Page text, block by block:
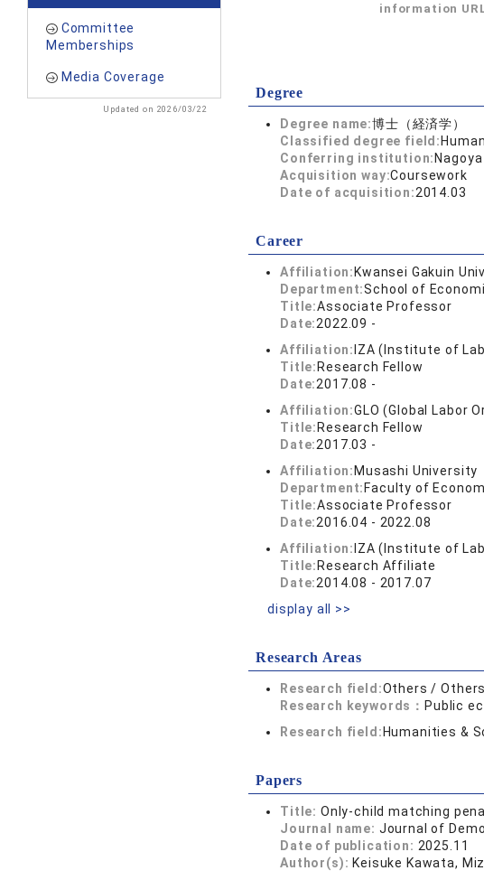
Committee
Memberships
Media Coverage
Updated on 2026/03/22
information
Degree
Degree name:博士（経済学）
Classified degree field:
Conferring institution:
Acquisition way:Coursework
Date of acquisition:2014.03
Career
Affiliation: Kwansei Gakuin
Department:School of
Title:Associate Professor
Date:2022.09 -
Affiliation: IZA (Institute of
Title: Research Fellow
Date:2017.08 -
Affiliation:GLO (Global Labor
Title: Research Fellow
Date:2017.03 -
Affiliation: Musashi University
Department: Faculty of
Title:Associate Professor
Date:2016.04 - 2022.08
Affiliation: IZA (Institute of
Title: Research Affiliate
Date:2014.08 - 2017.07
display all >>
Research Areas
Research field:Others / Others
Research keywords： Public
Research field: Humanities &
Papers
Title: Only-child matching
Journal name: Journal of
Date of publication: 2025.11
Author(s): Keisuke Kawata,